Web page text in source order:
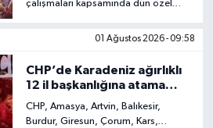
çalışmaları kapsamında dün özel
Bayar transferini bitirdi.
01 Ağustos 2026 - 09:58
CHP’de Karadeniz ağırlıklı
12 il başkanlığına atama
yapıldı
CHP, Amasya, Artvin, Balıkesir,
Burdur, Giresun, Çorum, Kars,